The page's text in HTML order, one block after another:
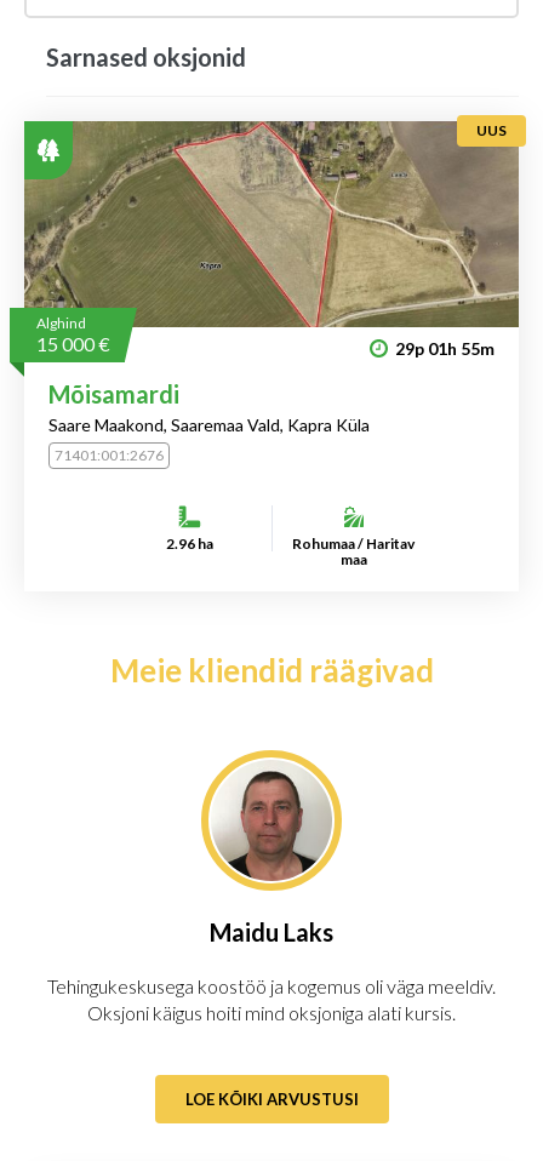
Sarnased oksjonid
UUS
Alghind
15 000 € 29p 01h 55m
Mõisamardi
Saare Maakond, Saaremaa Vald, Kapra Küla
71401:001:2676
2.96 ha
Rohumaa / Haritav
maa
Meie kliendid räägivad
Maidu Laks
Tehingukeskusega koostöö ja kogemus oli väga meeldiv.
Oksjoni käigus hoiti mind oksjoniga alati kursis.
LOE KÕIKI ARVUSTUSI